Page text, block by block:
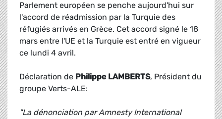
Parlement européen se penche aujourd'hui sur
l'accord de réadmission par la Turquie des
réfugiés arrivés en Grèce. Cet accord signé le 18
mars entre l'UE et la Turquie est entré en vigueur
ce lundi 4 avril.
Déclaration de Philippe LAMBERTS, Président du
groupe Verts-ALE:
"La dénonciation par Amnesty International